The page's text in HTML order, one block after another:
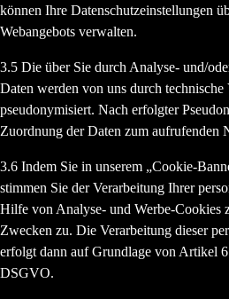
können Ihre Datenschutzeinstellungen
Webangebots verwalten.
3.5 Die über Sie durch Analyse- und/
Daten werden von uns durch technische
pseudonymisiert. Nach erfolgter
Zuordnung der Daten zum aufrufenden
3.6 Indem Sie in unserem „Cookie-
stimmen Sie der Verarbeitung Ihrer
Hilfe von Analyse- und Werbe-Cookies
Zwecken zu. Die Verarbeitung dieser
erfolgt dann auf Grundlage von Artikel
DSGVO.